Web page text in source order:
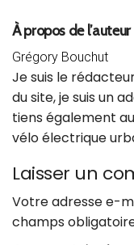
À propos de l’auteur
Grégory Bouchut
Je suis le
du site, je suis un
tiens également
vélo électrique
Laisser un
Votre adresse e-
champs